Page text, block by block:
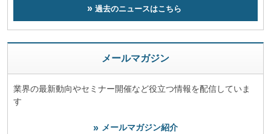
過去のニュースはこちら
メールマガジン
業界の最新動向やセミナー開催など役立つ情報を配信していま
す
メールマガジン紹介